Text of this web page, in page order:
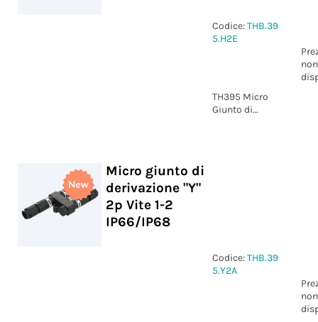
Codice:THB.39
5.H2E
non
TH395 Micro
Giunto di
Micro giunto di
derivazione "Y"
2p Vite 1-2
IP66/IP68
Codice:THB.39
5.Y2A
non